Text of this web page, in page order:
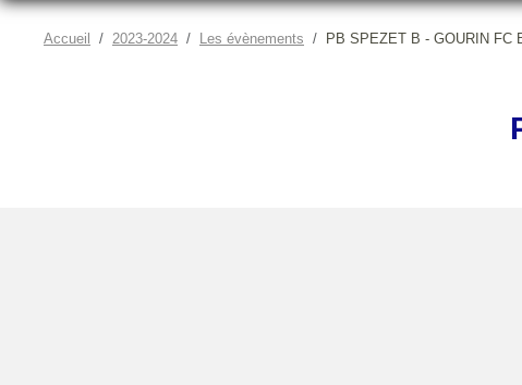
Accueil 2023-2024 Les évènements PB SPEZET B - GOURIN FC